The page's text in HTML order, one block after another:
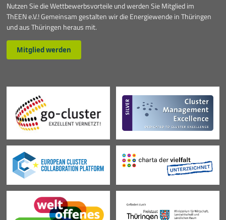
10 Jahre ThEEN-Jubiläum
Auftaktveranstaltung Stakeholderprozess
ThEEN-Fachforum
ThEEN-Innovationsdialog
ThEEN-Kongress
Politische Formate
Presseevents
Aktuelles
Nutzen Sie die Wettbewerbsvorteile und werden Sie Mitglied im
ThEEN e.V.! Gemeinsam gestalten wir die Energiewende in Thüringen
und aus Thüringen heraus mit.
Mitglied werden